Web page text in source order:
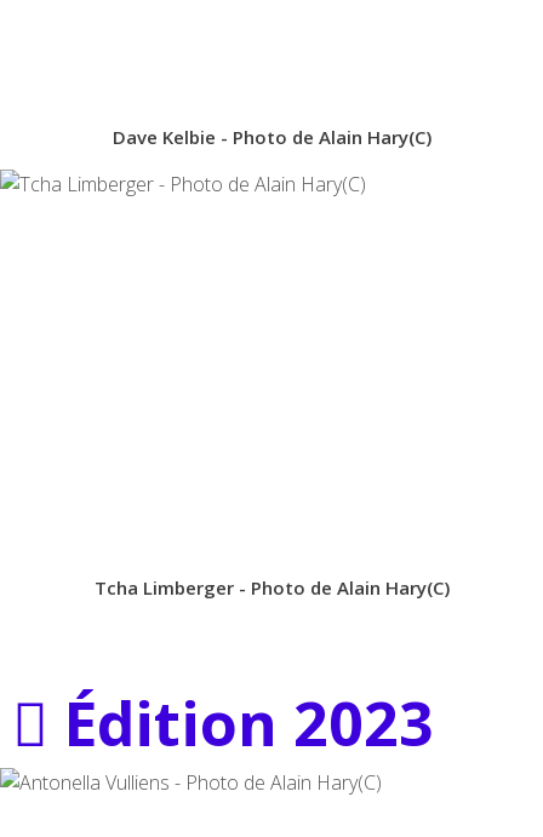
Dave Kelbie - Photo de Alain Hary(C)
Tcha Limberger - Photo de Alain Hary(C)
Édition 2023